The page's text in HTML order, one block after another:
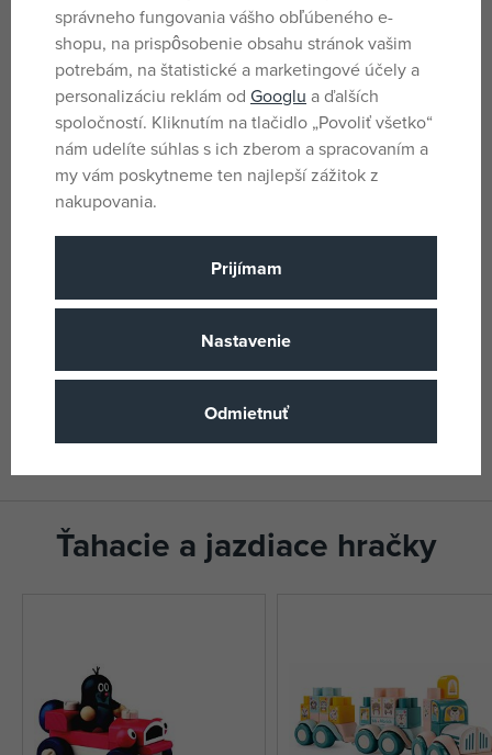
Parametre
Pohlavie Pro holky i kluky
Farba Viacfarebné
Materiál
Názov podskupiny tovaru Little Dutch
Krajina pôvodu CN
Katalógové číslo FB 9020LD
Ťahacie a jazdiace hračky
správneho fungovania vášho obľúbeného e-
shopu, na prispôsobenie obsahu stránok vašim
potrebám, na štatistické a marketingové účely a
personalizáciu reklám od Googlu a ďalších
spoločností. Kliknutím na tlačidlo „Povoliť všetko“
nám udelíte súhlas s ich zberom a spracovaním a
my vám poskytneme ten najlepší zážitok z
nakupovania.
Prijímam
Nastavenie
Odmietnuť